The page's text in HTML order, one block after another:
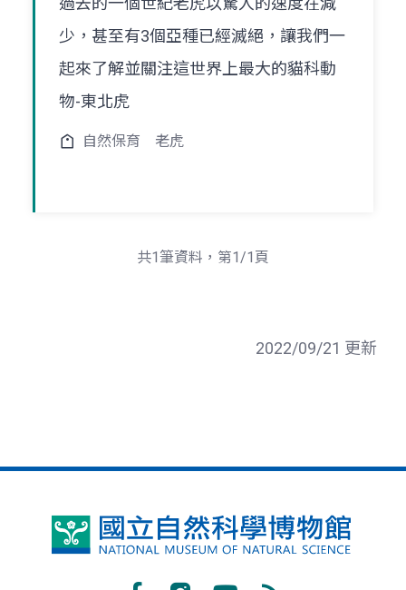
少，甚至有3個亞種已經滅絕，讓我們一
起來了解並關注這世界上最大的貓科動
物-東北虎
自然保育 老虎
共1筆資料，第1/1頁
2022/09/21 更新
國